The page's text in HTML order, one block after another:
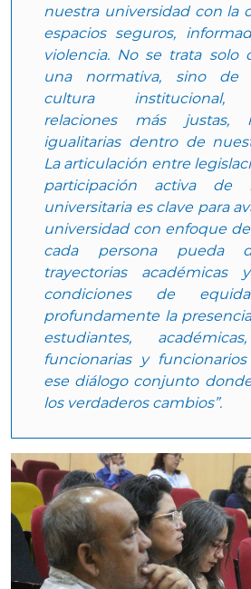
nuestra universidad con la
espacios seguros,
violencia. No se trata solo
una normativa, sino de
cultura institucional,
relaciones más justas,
igualitarias dentro de
La articulación entre
participación activa de
universitaria es clave para
universidad con enfoque
cada persona pueda
trayectorias académicas
condiciones de
profundamente la
estudiantes,
funcionarias y
ese diálogo conjunto
los verdaderos cambios”.